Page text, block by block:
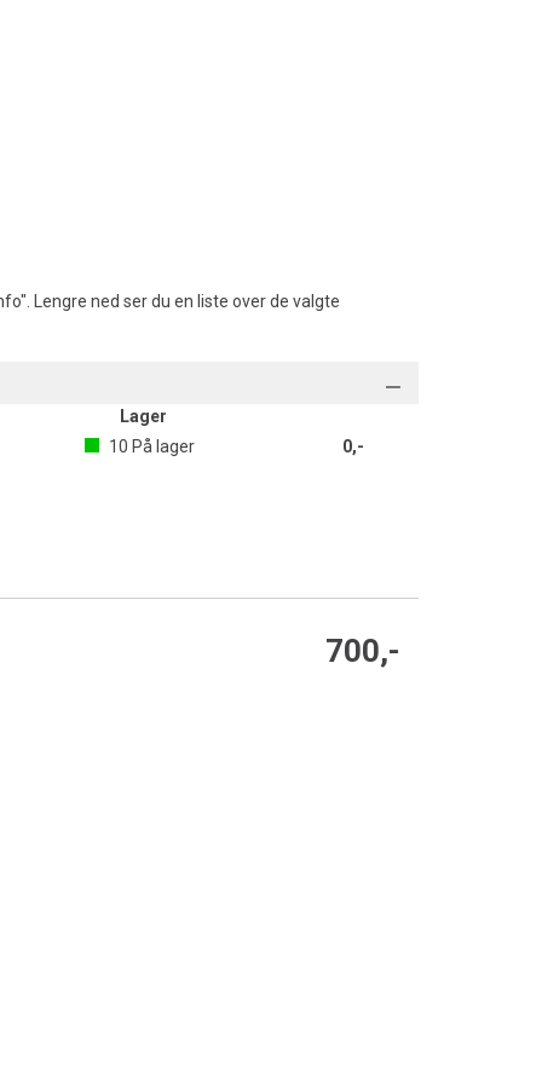
Lengre ned ser du en liste over de valgte
Lager
10 På lager 0,-
700,-